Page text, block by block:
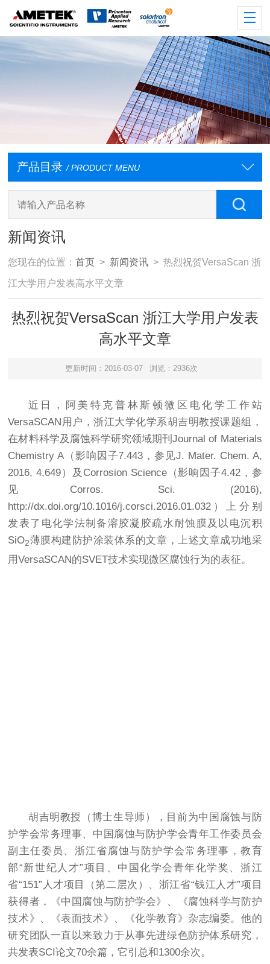
产品目录 / PRODUCT MENU
新闻资讯
您现在的位置：首页 > 新闻资讯 > 热烈祝贺VersaScan 浙
江大学用户发表高水平文章
热烈祝贺VersaScan 浙江大学用户发表
高水平文章
更新时间：2016-03-07 浏览：2936次
近日，阿美特克普林斯顿微区电化学工作站
VersaSCAN用户，浙江大学化学系胡吉明教授课题组，
在材料科学及腐蚀科学研究领域期刊Journal of Materials
Chemistry A（影响因子7.443，参见J. Mater. Chem. A,
2016, 4,649）及Corrosion Science（影响因子4.42，参
见Corros. Sci. (2016),
http://dx.doi.org/10.1016/j.corsci.2016.01.032）上分别
发表了电化学法制备溶胶凝胶疏水耐蚀膜及以电沉积
SiO2薄膜构建防护涂装体系的文章，上述文章成功地采
用VersaSCAN的SVET技术实现微区腐蚀行为的表征。
胡吉明教授（博士生导师），目前为中国腐蚀与防
护学会常务理事、中国腐蚀与防护学会青年工作委员会
副主任委员、浙江省腐蚀与防护学会常务理事，教育
部“新世纪人才”项目、中国化学会青年化学奖、浙江
省“151”人才项目（第二层次）、浙江省“钱江人才”项目
获得者，《中国腐蚀与防护学会》、《腐蚀科学与防护
技术》、《表面技术》、《化学教育》杂志编委。他的
研究团队一直以来致力于从事先进绿色防护体系研究，
共发表SCI论文70余篇，它引总和1300余次。